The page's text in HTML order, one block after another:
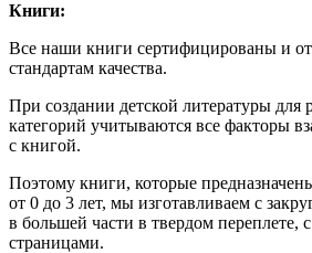
Книги:
Все наши книги сертифицированы и
стандартам качества.
При создании детской литературы для
категорий учитываются все факторы
с книгой.
Поэтому книги, которые
от 0 до 3 лет, мы изготавливаем с
в большей части в твердом переплете,
страницами.